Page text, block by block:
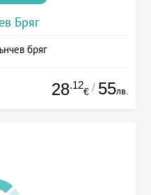
Бряг
бряг
28.12
€ / 55лв.